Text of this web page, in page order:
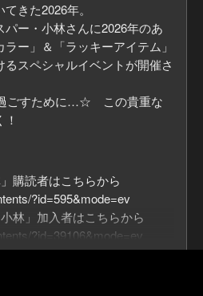
きた2026年。
ー・小林さんに2026年のあ
ー」＆「ラッキーアイテム」
スペシャルイベントが開催さ
ごすために…☆ この貴重な
購読者はこちらから
?id=595&mode=ev
林」加入者はこちらから
?id=39106&mode=ev